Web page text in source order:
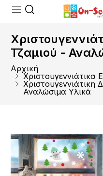
Τζαμιού -
Αρχική
Χριστουγεννιάτικα
Χριστουγεννιάτικη
Αναλώσιμα Υλικά